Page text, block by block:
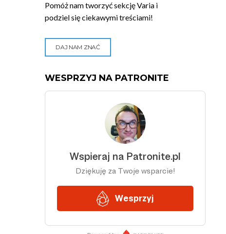
Pomóż nam tworzyć sekcję Varia i
podziel się ciekawymi treściami!
DAJ NAM ZNAĆ
WESPRZYJ NA PATRONITE